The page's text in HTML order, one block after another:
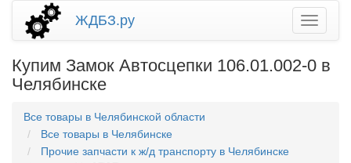
ЖДБЗ.ру
Купим Замок Автосцепки 106.01.002-0 в
Челябинске
Все товары в Челябинской области
Все товары в Челябинске
Прочие запчасти к ж/д транспорту в Челябинске